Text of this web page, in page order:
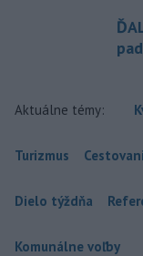
Aktuálne témy:
Turizmus
Dielo týždňa
Komunálne voľby